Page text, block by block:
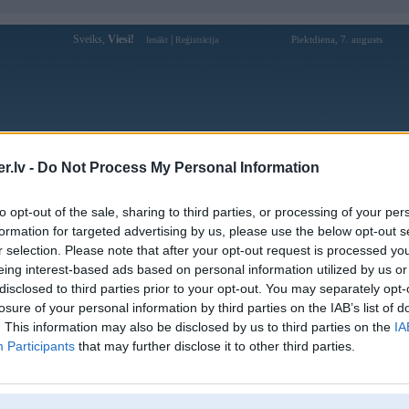
- Do Not Process My Personal Information
opt-out of the sale, sharing to third parties, or processing of your
for targeted advertising by us, please use the below opt-out
selection. Please note that after your opt-out request is processed
interest-based ads based on personal information utilized by us
to third parties prior to your opt-out. You may separately
of your personal information by third parties on the IAB’s list of
This information may also be disclosed by us to third parties on the
Participants that may further disclose it to other third parties.
Sveiks, Viesi! Ienākt Reģistrācija Piektdiena, 7. augusts
Forums Galerijas Reģistrācija Lietotāji
Lietotāja funzy profils
Pēdējo reizi manīts: 01. Dec 2009, 14:30
Lietotājvārds:
funzy
Pilsēta:
Tukums
Braucu ar:
e34 3.5
Nodarbošanās:
maacos/straadaaju
Ziņojumi forumā:
9